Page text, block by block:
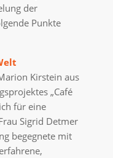
der
Punkte
Kirstein aus
„Café
für eine
Sigrid Detmer
begegnete mit